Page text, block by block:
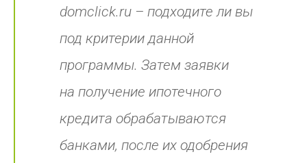
domclick.ru – подходите ли вы
под критерии данной
программы. Затем заявки
на получение ипотечного
кредита обрабатываются
банками, после их одобрения